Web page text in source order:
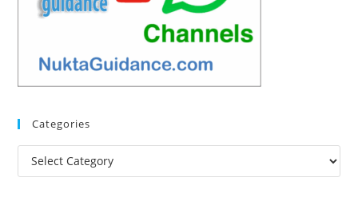
Categories
Categories